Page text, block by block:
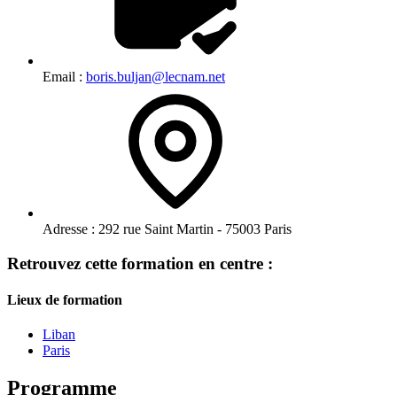
Email : boris.buljan@lecnam.net
Adresse : 292 rue Saint Martin - 75003 Paris
Retrouvez cette formation en centre :
Lieux de formation
Liban
Paris
Programme